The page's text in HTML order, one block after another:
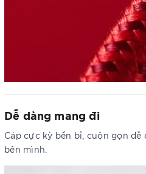
Dễ dàng mang đi
Cáp cực kỳ bền bỉ, cuộn gọn
bên mình.